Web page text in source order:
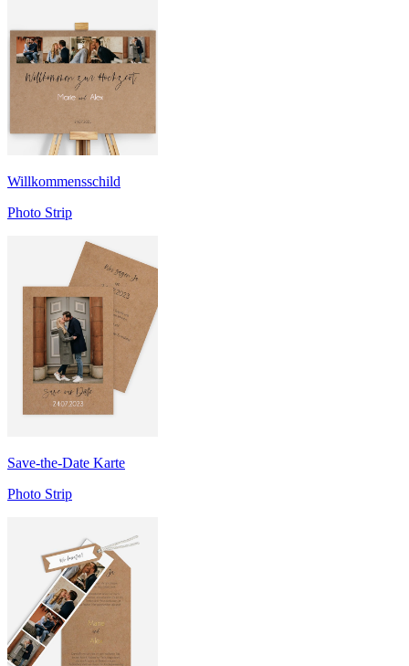
Willkommensschild
Photo Strip
Save-the-Date Karte
Photo Strip